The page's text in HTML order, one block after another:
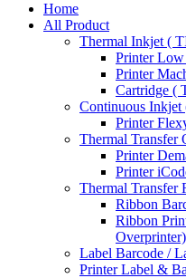
Home
All Product
Thermal Inkjet (
Printer
Printer
Cartridge (
Continuous Inkjet
Printer
Thermal Transfer
Printer
Printer
Thermal Transfer
Ribbon
Ribbon
Overprinter)
Label Barcode /
Printer Label &